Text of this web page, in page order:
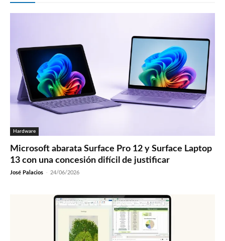
Hardware
Microsoft abarata Surface Pro 12 y Surface Laptop
13 con una concesión difícil de justificar
José Palacios - 24/06/2026